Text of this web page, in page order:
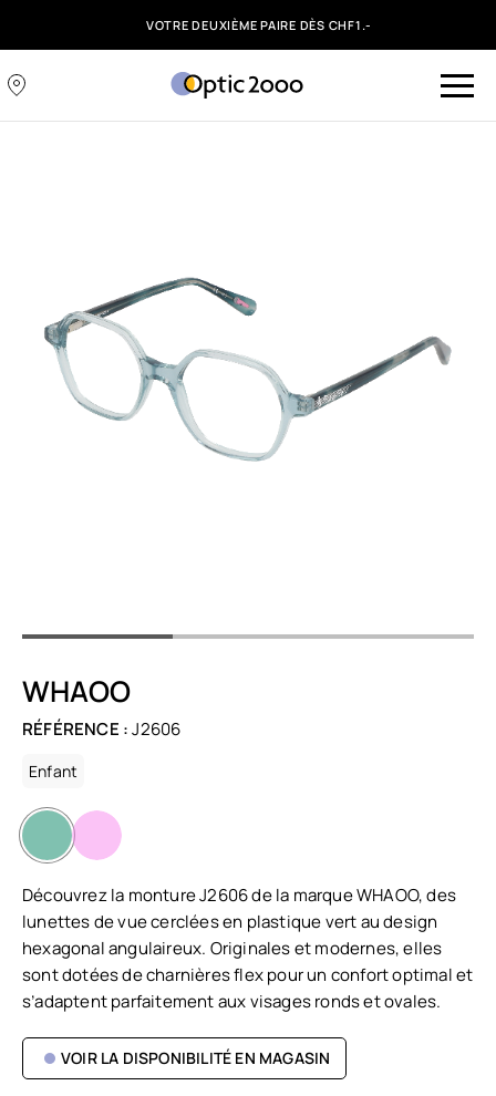
VOTRE DEUXIÈME PAIRE DÈS CHF1.-
WHAOO
RÉFÉRENCE :J2606
Enfant
Découvrez la monture J2606 de la marque WHAOO, des
lunettes de vue cerclées en plastique vert au design
hexagonal angulaireux. Originales et modernes, elles
sont dotées de charnières flex pour un confort optimal et
s’adaptent parfaitement aux visages ronds et ovales.
VOIR LA DISPONIBILITÉ EN MAGASIN